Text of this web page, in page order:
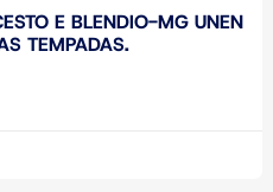
E BLENDIO-MG UNEN
TEMPADAS.